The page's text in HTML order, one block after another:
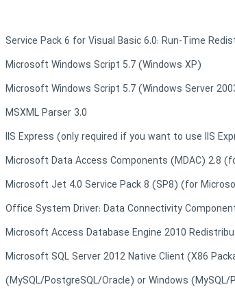
Service Pack 6 for Visual Basic 6.0: Run-Time
Microsoft Windows Script 5.7 (Windows XP)
Microsoft Windows Script 5.7 (Windows Server
MSXML Parser 3.0
IIS Express (only required if you want to use IIS
Microsoft Data Access Components (MDAC) 2.8
Microsoft Jet 4.0 Service Pack 8 (SP8) (for
Microsoft Access Database Engine 2010
Microsoft SQL Server 2012 Native Client (X86
(MySQL/PostgreSQL/Oracle) or Windows
و بی‌معطلی:حذف کامل صف و زمان انتظار برای تمام فایل‌ها
پهنای باند:استفاده از تمام سرعت اینترنت با ۳۲ کانکشن
ادامه دانلود پس از قطع اینترنت و دانلود موازی چند فایل
⚡ ارتقا به حساب VIP و دانلود فوری
(معادل ماهیانه 27,250 تومان در اشتراک یک‌ساله)
قبلاً عضو شدم — ورود به حساب کاربری